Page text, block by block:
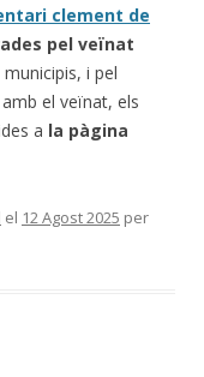
clement de
pel veïnat
i pel
el veïnat, els
a la pàgina
el 12 Agost 2025 per